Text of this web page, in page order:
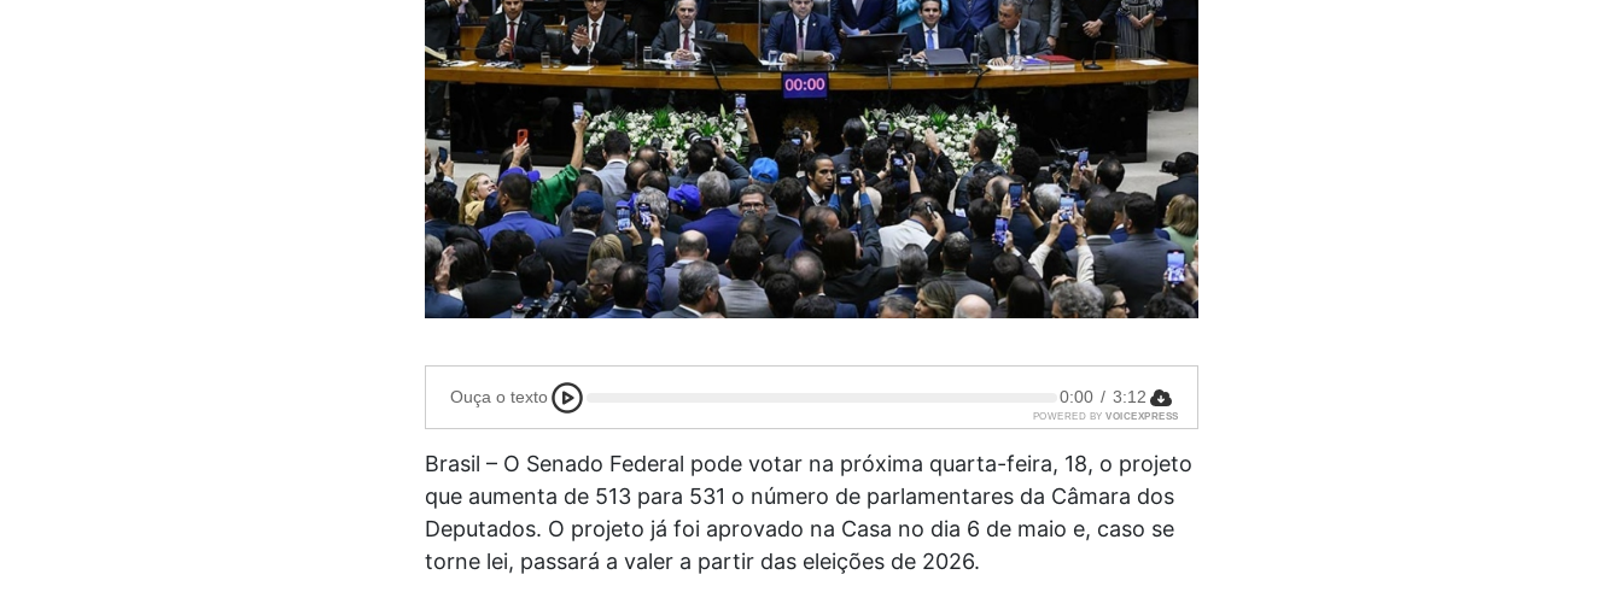
Ouça o texto 0:00 / 3:12
POWERED BY VOICEXPRESS
Brasil – O Senado Federal pode votar na próxima quarta-feira, 18, o projeto
que aumenta de 513 para 531 o número de parlamentares da Câmara dos
Deputados. O projeto já foi aprovado na Casa no dia 6 de maio e, caso se
torne lei, passará a valer a partir das eleições de 2026.